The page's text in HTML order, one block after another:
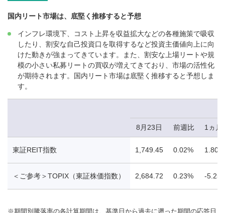
国内リート市場は、底堅く推移すると予想
インフレ環境下、コスト上昇を収益拡大などの各種施策で吸収
したり、割安な自己投資口を取得するなど投資主価値向上に向
けた動きが強まってきています。また、割安な上場リートや規
模の小さい私募リートの買収が増えてきており、市場の活性化
が期待されます。国内リート市場は底堅く推移すると予想しま
す。
8月23日 前週比 1ヵ月
東証REIT指数 1,749.45 0.02% 1.80%
＜ご参考＞TOPIX（東証株価指数） 2,684.72 0.23% -
※期間別騰落率の各計算期間は、基準日から過去に遡った期間の応答日